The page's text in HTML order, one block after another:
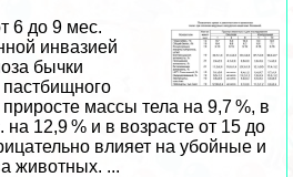
6 до 9 мес.
инвазией
бычки
массы тела на 9,7 %, в
на 12,9 % и в возрасте от 15 до
влияет на убойные и
животных. ...